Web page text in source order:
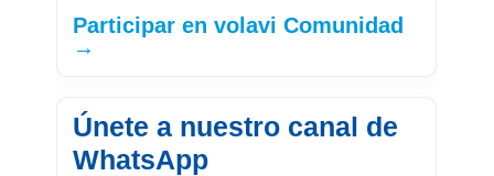
Participar en volavi Comunidad
→
Únete a nuestro canal de
WhatsApp